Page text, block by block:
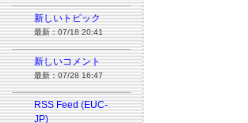
新しいトピック
最新：07/18 20:41
新しいコメント
最新：07/28 16:47
RSS Feed (EUC-
JP)